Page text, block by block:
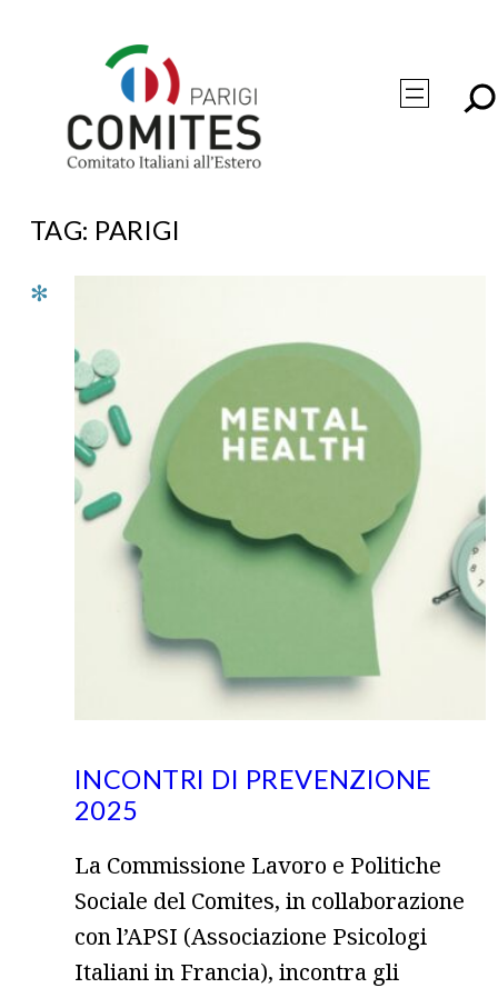
TAG: PARIGI
INCONTRI DI PREVENZIONE
2025
La Commissione Lavoro e Politiche
Sociale del Comites, in collaborazione
con l’APSI (Associazione Psicologi
Italiani in Francia), incontra gli